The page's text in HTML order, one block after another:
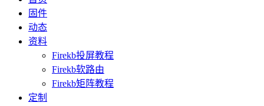
固件
动态
资料
Firekb投屏教程
Firekb软路由
Firekb矩阵教程
定制